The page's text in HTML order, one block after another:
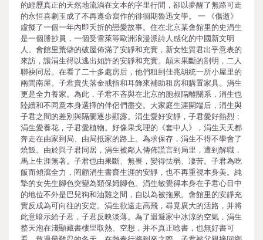
的經歷真正的天然地流淌在文本的字里行間，卻以夢醒了無路可走
的永恒喜劇玉成了不再遵命寫作的徘徊期魯迅文學。 一 《傷逝》
虛擬了一個一年內即夭折的戀愛故事。住在北京某會館里的史涓生
是一個謄抄員，一個受雪萊等歐洲浪漫派詩人感化的中國新文明
人。會館里荒僻的破屋佈滿了安靜和充實，新女性質君出乎意表的
來訪，讓涓生得以逃出如許的安靜和充實。顛末果斷的剖明，二人
聯袂同居。在看了二十多處房后，他們租到佳兆胡統一所小屋里的
兩間南屋。子君賣失落金戒指和耳飾來補助租房和購置家具。涓生
更是全力養家。為此，子君不吝與在北京的胞叔隔離關系，涓生也
陸續和不同意本身選擇的伴侶們盡交。大家庭生涯開端后，涓生與
子君之間的差別與隔閡逐步顯露。涓生愛好安靜，子君愛好熱烈；
涓生愛養花，子君愛植物。好像果戈理的《套中人》，涓生天天都
奔走在由家到局、由局抵家的路上。為求保存，涓生不得不學會了
燒飯。由於與子君同居，涓生被鄰人傳佈謊言到局里，遭到解職，
馬上生涯無著。子君也由果斷、無畏，變得怯弱、凄苦。子君為吃
飯而傾瀉全力，罔顧涓生書齋生涯的安靜，也不再重視本身美。純
摯的女先生腳色突變為類保姆腳色。涓生敏覺得本身在子君心目中
的地位不外是巴兒狗和油雞之間，自以為被拖累。會館里的安靜充
實反成為可向往的安定。涓生欲遠走高飛，尋覓廣大的活路，并將
此意暗示給子君，子君反映淡薄。為了迴避家中冰涼的空氣，涓生
整天泡在淺顯藏書樓里取熱、空想，并不真正唸書，也無好書可